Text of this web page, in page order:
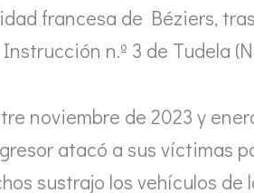
francesa de Béziers,
n.º 3 de Tudela
noviembre de 2023 y
atacó a sus víctimas
sustrajo los vehículos